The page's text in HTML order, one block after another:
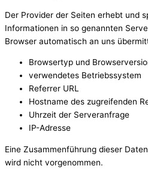
Der Provider der Seiten erhebt und
Informationen in so genannten
Browser automatisch an uns
Browsertyp und
verwendetes Betriebssystem
Referrer URL
Hostname des zugreifenden
Uhrzeit der Serveranfrage
IP-Adresse
Eine Zusammenführung dieser
wird nicht vorgenommen.